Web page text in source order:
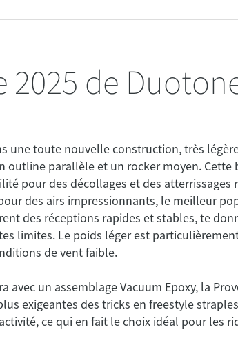
2025 de
une toute nouvelle construction, très
outline parallèle et un rocker moyen. Cette
pour des décollages et des atterrissages
des airs impressionnants, le meilleur
des réceptions rapides et stables, te
limites. Le poids léger est
de vent faible.
avec un assemblage Vacuum Epoxy, la
exigeantes des tricks en freestyle
ce qui en fait le choix idéal pour les